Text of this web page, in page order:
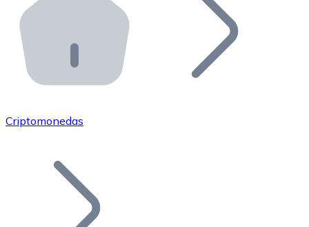
Integra un ATM Bitnovo en tu negocio y permite que
Bitnovo API
Integra nuestra API en tu ecosistema.
Únete a nuestra red de distribuidores.
Añade tu proyecto a nuestro ecosistema.
Criptomonedas